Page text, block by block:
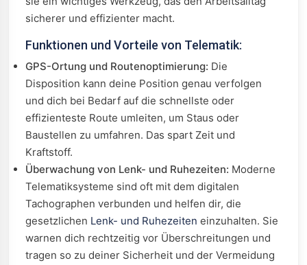
sicherer und effizienter macht.
Funktionen und Vorteile von Telematik:
GPS-Ortung und Routenoptimierung: Die
Disposition kann deine Position genau verfolgen
und dich bei Bedarf auf die schnellste oder
effizienteste Route umleiten, um Staus oder
Baustellen zu umfahren. Das spart Zeit und
Kraftstoff.
Überwachung von Lenk- und Ruhezeiten: Moderne
Telematiksysteme sind oft mit dem digitalen
Tachographen verbunden und helfen dir, die
gesetzlichen Lenk- und Ruhezeiten einzuhalten. Sie
warnen dich rechtzeitig vor Überschreitungen und
tragen so zu deiner Sicherheit und der Vermeidung